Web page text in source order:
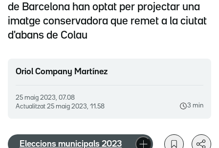
de Barcelona han optat per projectar una
imatge conservadora que remet a la ciutat
d'abans de Colau
Oriol Company Martínez
25 maig 2023, 07.08
Actualitzat 25 maig 2023, 11.58 3 min
Eleccions municipals 2023